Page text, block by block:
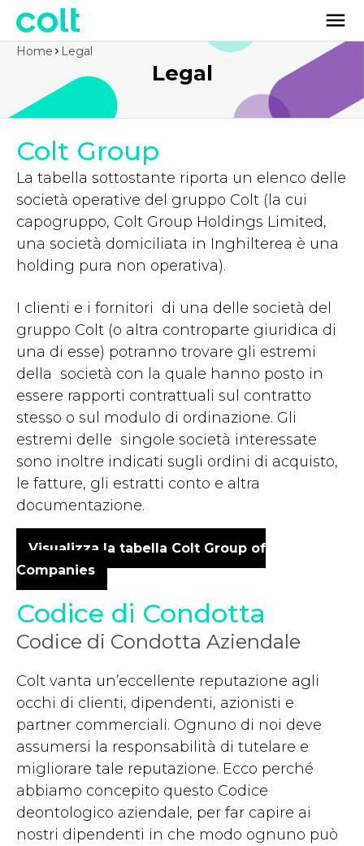
Legal
Home Legal
Colt Group
La tabella sottostante riporta un elenco delle
società operative del gruppo Colt (la cui
capogruppo, Colt Group Holdings Limited,
una società domiciliata in Inghilterea è una
holding pura non operativa).
I clienti e i fornitori di una delle società del
gruppo Colt (o altra controparte giuridica di
una di esse) potranno trovare gli estremi
della società con la quale hanno posto in
essere rapporti contrattuali sul contratto
stesso o sul modulo di ordinazione. Gli
estremi delle singole società interessate
sono inoltre indicati sugli ordini di acquisto,
le fatture, gli estratti conto e altra
documentazione.
Visualizza la tabella Colt Group of
Companies
Codice di Condotta
Codice di Condotta Aziendale
Colt vanta un’eccellente reputazione agli
occhi di clienti, dipendenti, azionisti e
partner commerciali. Ognuno di noi deve
assumersi la responsabilità di tutelare e
migliorare tale reputazione. Ecco perché
abbiamo concepito questo Codice
deontologico aziendale, per far capire ai
nostri dipendenti in che modo ognuno può